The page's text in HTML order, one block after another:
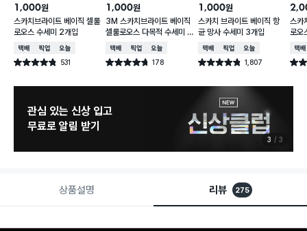
1,000원
스카치브라이트 베이직 셀룰
로오스 수세미 2개입
택배배송매장픽업오늘배송
별점 4.8점 531
건 작성
1,000원
3M 스카치브라이트 베이직
셀룰로오스 다목적 수세미 1
개입
택배배송매장픽업오늘배송
별점 4.7점 178
건 작성
1,000원
스카치 브라이트 베이직 항
균 망사 수세미 3개입
택배배송매장픽업오늘배송
별점 4.8점 1,807
건 작성
스카
로오
택배
별점
관심 있는 신상 입고
무료로 알림 받기
3 3
상품설명 리뷰 275